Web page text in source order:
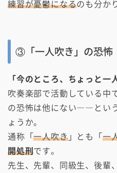
練習が憂鬱になるのも分か
③「一人吹き」の恐怖
「今のところ、ちょっと一
吹奏楽部で活動している中
の恐怖は他にない――とい
ょうか。
通称「一人吹き」とも「一
開処刑です。
先生、先輩、同級生、後輩